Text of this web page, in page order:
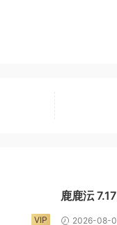
VIP
鹿鹿沄
2026-08-